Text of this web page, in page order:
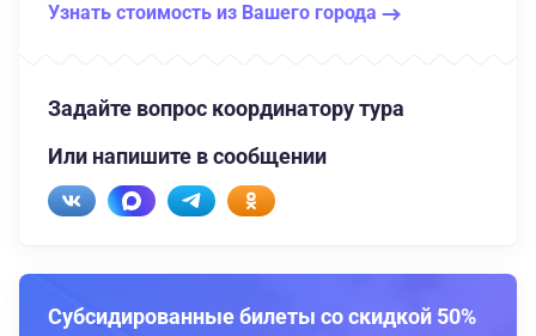
Узнать стоимость из Вашего города
Задайте вопрос координатору тура
Или напишите в сообщении
Субсидированные билеты со скидкой 50%